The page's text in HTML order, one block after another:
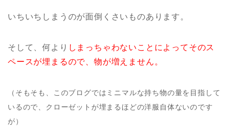
いちいちしまうのが面倒くさいものあります。
そして、何より しまっちゃわないことによってそのス
ペースが埋まるので、物が増えません。
（そもそも、このブログではミニマルな持ち物の量を目指して
いるので、クローゼットが埋まるほどの洋服自体ないのです
が）